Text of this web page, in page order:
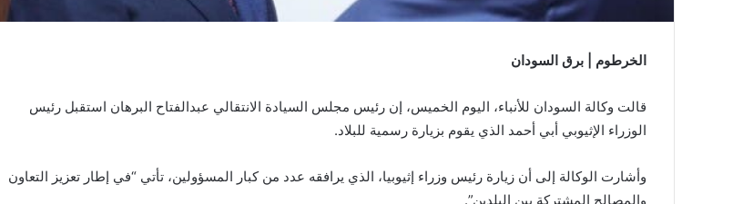
الخرطوم | برق السودان
قالت وكالة السودان للأنباء، اليوم الخميس، إن رئيس مجلس السيادة الانتقالي عبدالفتاح البرهان استقبل رئيس
الوزراء الإثيوبي أبي أحمد الذي يقوم بزيارة رسمية للبلاد.
وأشارت الوكالة إلى أن زيارة رئيس وزراء إثيوبيا، الذي يرافقه عدد من كبار المسؤولين، تأتي “في إطار تعزيز التعاون
والمصالح المشتركة بين البلدين”.